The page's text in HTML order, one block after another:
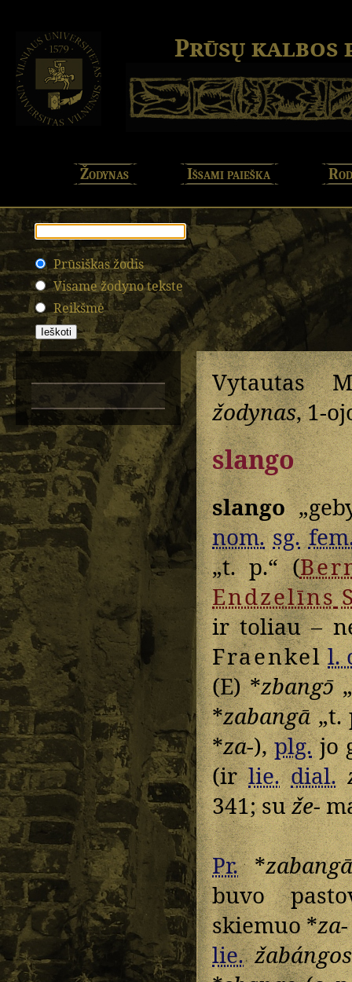
Prūsų kalbos
Žodynas Išsami paieška
Prūsiškas žodis
Visame žodyno tekste
Reikšmė
Vytautas
žodynas, 1-
slango
slango
nom. sg.
„t. p.“ (
Endzelīns
ir toliau –
Fraenkell.
(E) *zbangɔ̄
*zabangā„t.
*za-),plg.jo
(irlie. dial.
341; suže-
Pr.*zabangā
buvo
skiemuo *za-
lie. žabángos